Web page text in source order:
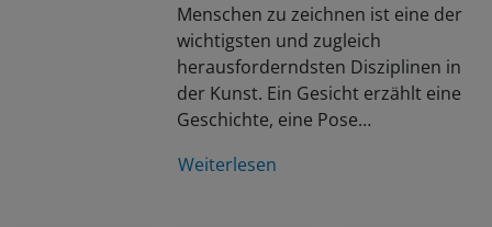
Menschen zu zeichnen ist eine der
wichtigsten und zugleich
herausforderndsten Disziplinen in
der Kunst. Ein Gesicht erzählt eine
Geschichte, eine Pose…
Weiterlesen